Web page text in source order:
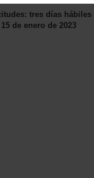
tres días hábiles
de enero de 2023